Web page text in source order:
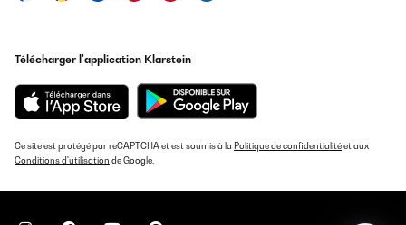
Sehr tolle gärat. Bis jetzt bin ich sehr zufrieden.
Traduire
Télécharger l'application Klarstein
Ce site est protégé par reCAPTCHA et est soumis à la Politique de confidentialitéet aux
Conditions d'utilisation de Google.